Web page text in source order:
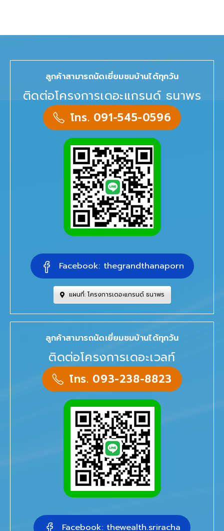
ลูกค้าสามารถนัดเยี่ยมชมบ้านได้ทุกวัน
ติดต่อโครงการเดอะแกรนด์ ธนาพร
โทร. 091-545-0596
Facebook: thegrandthanaporn
แผนที่: โครงการเดอะแกรนด์ ธนาพร
ลูกค้าสามารถนัดเยี่ยมชมบ้านได้ทุกวัน
ติดต่อโครงการเดอะเวลท์
โทร. 093-238-8823
Facebook: thewealth.sriracha